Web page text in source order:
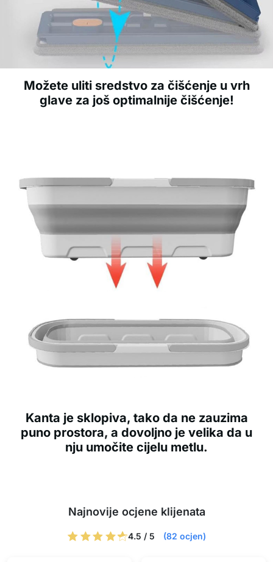
Možete uliti sredstvo za čišćenje u vrh
glave za još optimalnije čišćenje!
Kanta je sklopiva, tako da ne zauzima
puno prostora, a dovoljno je velika da u
nju umočite cijelu metlu.
Najnovije ocjene klijenata
4.5 / 5 (82 ocjen)